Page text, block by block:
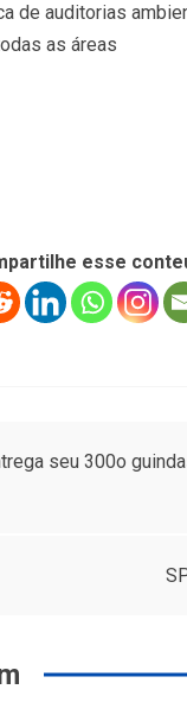
de auditorias
as áreas
esse
seu 300o